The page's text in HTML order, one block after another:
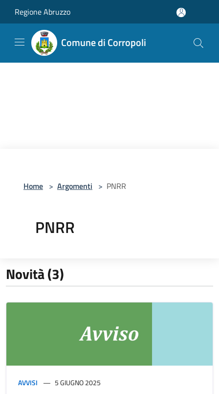
Regione Abruzzo
Comune di Corropoli
Home > Argomenti > PNRR
PNRR
Novità (3)
AVVISI 5 GIUGNO 2025